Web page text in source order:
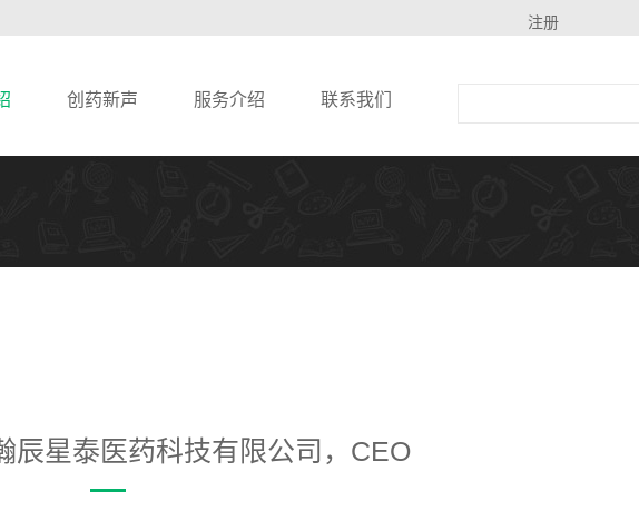
注册
创药新声 服务介绍 联系我们
辰星泰医药科技有限公司，CEO